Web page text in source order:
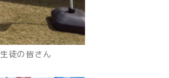
徒の皆さん